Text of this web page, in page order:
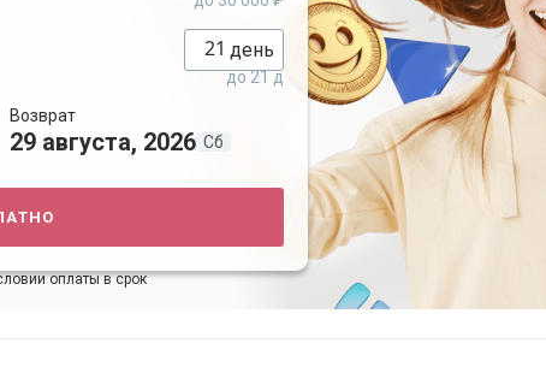
день
до 21 д
Возврат
29 августа, 2026 Сб
оплаты в срок